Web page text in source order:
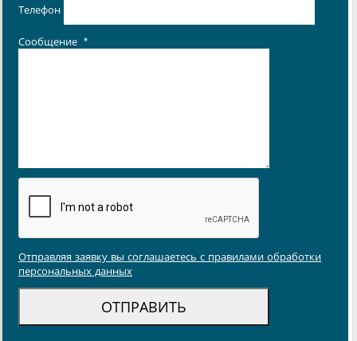
Телефон
Сообщение *
Отправляя заявку вы соглашаетесь с правилами обработки
персональных данных